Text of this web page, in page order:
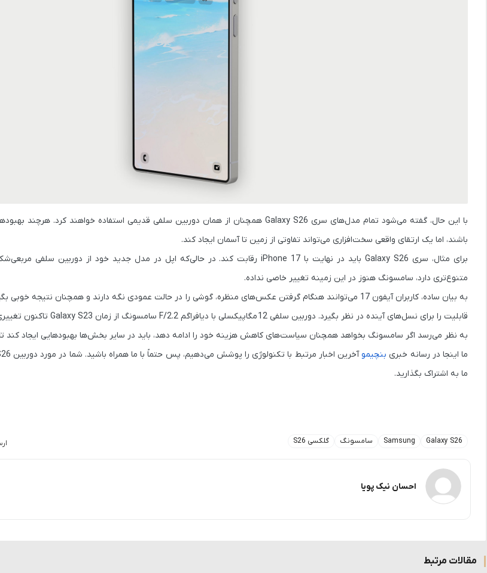
با این حال، گفته می‌شود تمام مدل‌های سری Galaxy S26 همچنان از همان دوربین سلفی قدیمی استفاده خواهند کرد.
هرچند
باشند، اما یک ارتقای واقعی سخت‌افزاری می‌تواند تفاوتی از زمین تا آسمان ایجاد کند.
برای مثال، سری Galaxy S26باید در نهایت با iPhone 17رقابت کند. در حالی‌که اپل در مدل جدید خود از دوربین سلفی
متنوع‌تری دارد، سامسونگ هنوز در این زمینه تغییر خاصی نداده.
به بیان ساده، کاربران آیفون 17 می‌توانند هنگام گرفتن عکس‌های منظره، گوشی را در حالت عمودی نگه دارند و همچنان نتیجه
قابلیت را برای نسل‌های آینده در نظر بگیرد. دوربین سلفی 12 مگاپیکسلی با دیافراگم F/2.2 سامسونگ از زمان Galaxy S23 تاکنون
به نظر می‌رسد اگر سامسونگ بخواهد همچنان سیاست‌های کاهش هزینه خود را ادامه دهد، باید در سایر بخش‌ها بهبودهایی ایجاد کند
ما اینجا در رسانه خبری بنچیمو
ما به اشتراک بگذارید.
Galaxy S26
Samsung سامسونگ گلکسی S26
احسان نیک پویا
مقالات مرتبط